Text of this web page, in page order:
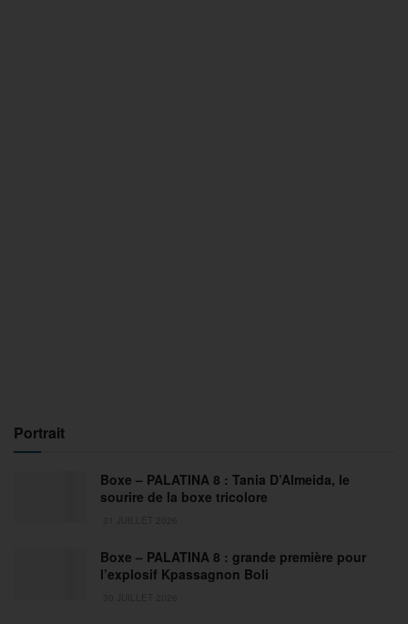
Portrait
Boxe – PALATINA 8 : Tania D’Almeida, le
sourire de la boxe tricolore
Boxe – PALATINA 8 : grande première pour
l’explosif Kpassagnon Boli